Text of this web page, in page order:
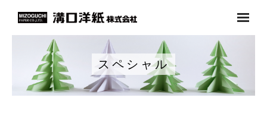
to
会社案内
- 企業理念
スペシャル